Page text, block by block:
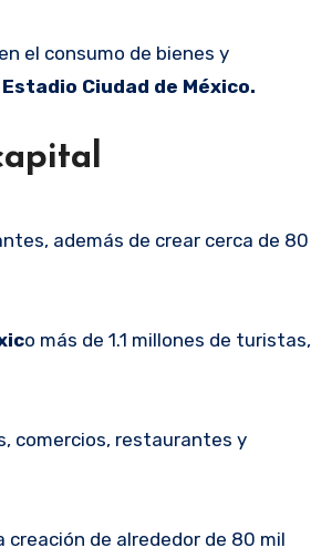
el consumo de bienes y
Estadio Ciudad de México.
además de crear cerca de 80
o más de 1.1 millones de turistas,
comercios, restaurantes y
de alrededor de 80 mil